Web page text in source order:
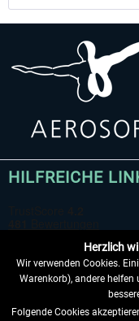
HILFREICHE
Herzlich
Wir verwenden Cookies.
Warenkorb), andere helfen
Folgende Cookies